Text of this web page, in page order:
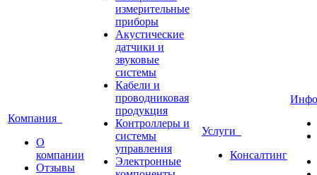
Компания
О
компании
Отзывы
измерительные
приборы
Акустические
датчики и
звуковые
системы
Кабели и
проводниковая
продукция
Контроллеры и
системы
управления
Электронные
Услуги
Консалтинг